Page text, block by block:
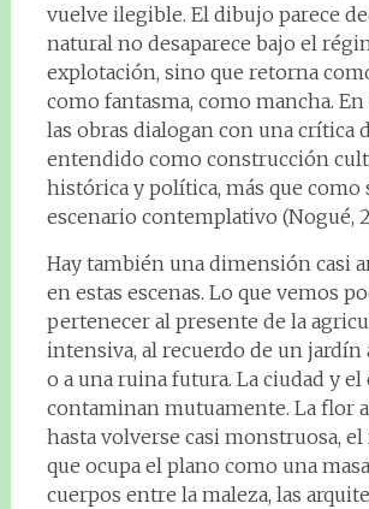
vuelve ilegible. El dibujo parece
natural no desaparece bajo el
explotación, sino que retorna
como fantasma, como mancha.
las obras dialogan con una crítica
entendido como construcción
histórica y política, más que como
escenario contemplativo (Nogué,
Hay también una dimensión casi
en estas escenas. Lo que vemos
pertenecer al presente de la
intensiva, al recuerdo de un jardín
o a una ruina futura. La ciudad y el
contaminan mutuamente. La flor
hasta volverse casi monstruosa,
que ocupa el plano como una
cuerpos entre la maleza, las